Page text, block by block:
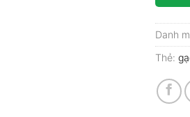
Danh
Thẻ: